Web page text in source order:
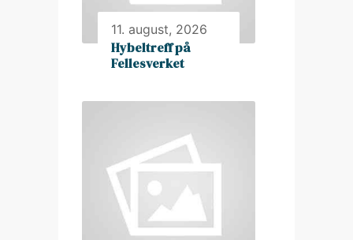
11. august, 2026
Hybeltreff på
Fellesverket